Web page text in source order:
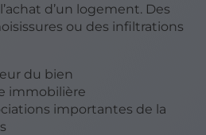
d’un logement. Des
ou des infiltrations
du bien
immobilière
importantes de la